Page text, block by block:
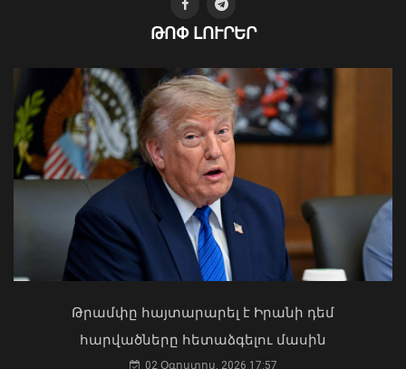
Նուբարաշենի աղբավայրում
տրակտորով աղբը հրելիս այն լցվել է
29-ամյա աշխատակցի վրա. վերջինս
մահшցել է
06 Օգոստոս, 2026 17:58
Ի՞նչ ուղերձ էր ոտքի չկանգնելը.
Աղաջանյանը` ընդդիմությանը
ԹՈՓ ԼՈՒՐԵՐ
Թրամփը հայտարարել է Իրանի դեմ
հարվածները հետաձգելու մասին
02 Օգոստոս, 2026 17:57